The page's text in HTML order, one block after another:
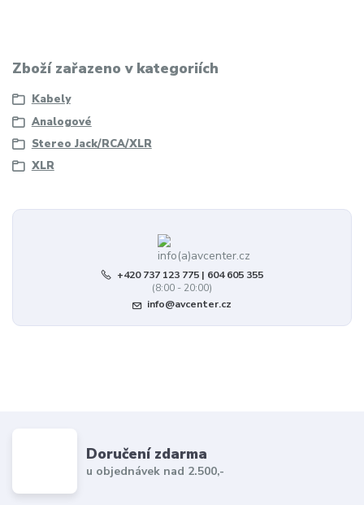
Zboží zařazeno v kategoriích
Kabely
Analogové
Stereo Jack/RCA/XLR
XLR
+420 737 123 775 | 604 605 355
(8:00 - 20:00)
info@avcenter.cz
Doručení zdarma
u objednávek nad 2.500,-